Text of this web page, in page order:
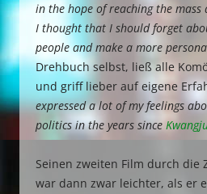
in the hope of reaching the mass
I thought that I should forget
people and make a more
Drehbuch selbst, ließ alle
und griff lieber auf eigene
expressed a lot of my feelings
politics in the years since
Seinen zweiten Film durch die
war dann zwar leichter, als er